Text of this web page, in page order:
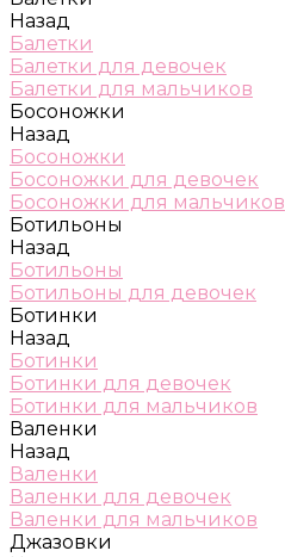
Назад
Балетки
Балетки для девочек
Балетки для мальчиков
Босоножки
Назад
Босоножки
Босоножки для девочек
Босоножки для мальчиков
Ботильоны
Назад
Ботильоны
Ботильоны для девочек
Ботинки
Назад
Ботинки
Ботинки для девочек
Ботинки для мальчиков
Валенки
Назад
Валенки
Валенки для девочек
Валенки для мальчиков
Джазовки